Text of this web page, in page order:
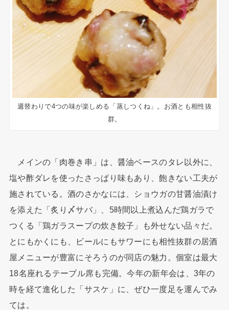
週替わりで4つの味が楽しめる「蒸しつくね」。お酒とも相性抜
群。
メインの「肉巻き串」は、醤油ベースのタレ以外に、
塩や酢ダレを使ったさっぱり味もあり、飽きない工夫が
施されている。酒のさかなには、ショウガの甘醤油漬け
を添えた「炙り〆サバ」、5時間以上煮込んだ鶏ガラで
つくる「鶏ガラスープの炊き餃子」も外せない品々だ。
とにもかくにも、ビールにもサワーにも相性抜群の居酒
屋メニューが豊富にそろうのが同店の魅力。個室は最大
18名座れるテーブル席も完備。今年の新年会は、3年の
時を経て進化した「サスケ」に、ぜひ一度足を運んでみ
ては。